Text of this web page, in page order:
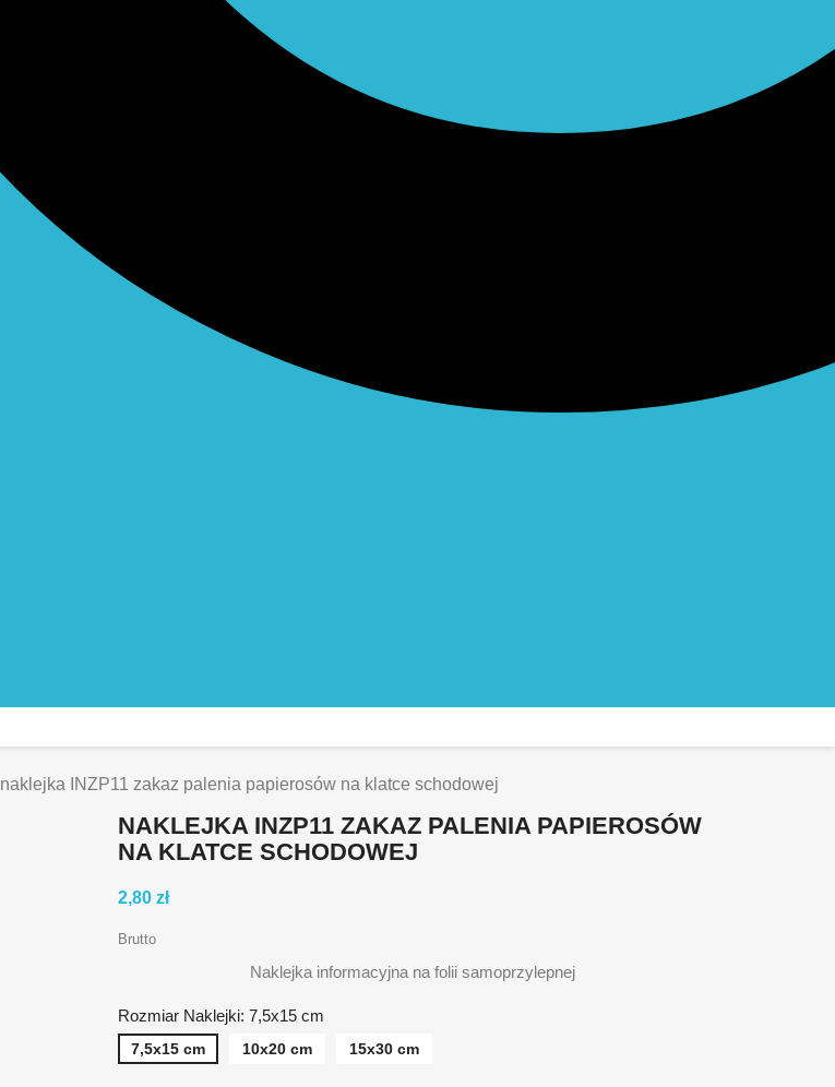
naklejka INZP11 zakaz palenia papierosów na klatce schodowej
NAKLEJKA INZP11 ZAKAZ PALENIA PAPIEROSÓW
NA KLATCE SCHODOWEJ
2,80 zł
Brutto
Naklejka informacyjna na folii samoprzylepnej
Rozmiar Naklejki: 7,5x15 cm
7,5x15 cm 10x20 cm 15x30 cm